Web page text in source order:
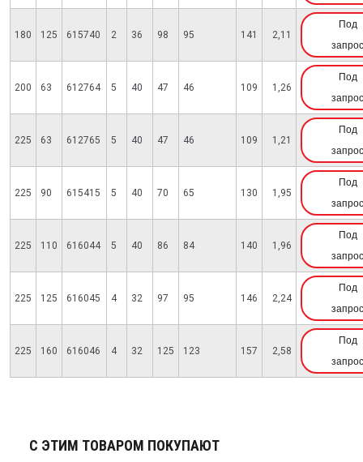
180 125 615740 2 36 98 95 141 2,11
Под
запрос
200 63 612764 5 40 47 46 109 1,26
Под
запрос
225 63 612765 5 40 47 46 109 1,21
Под
запрос
225 90 615415 5 40 70 65 130 1,95
Под
запрос
225 110 616044 5 40 86 84 140 1,96
Под
запрос
225 125 616045 4 32 97 95 146 2,24
Под
запрос
225 160 616046 4 32 125 123 157 2,58
Под
запрос
С ЭТИМ ТОВАРОМ ПОКУПАЮТ